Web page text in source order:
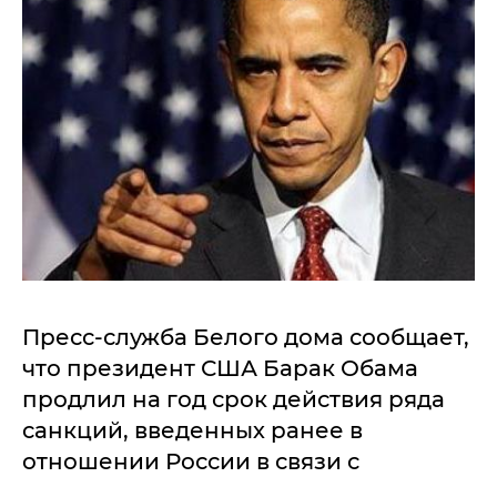
Пресс-служба Белого дома сообщает,
что президент США Барак Обама
продлил на год срок действия ряда
санкций, введенных ранее в
отношении России в связи с